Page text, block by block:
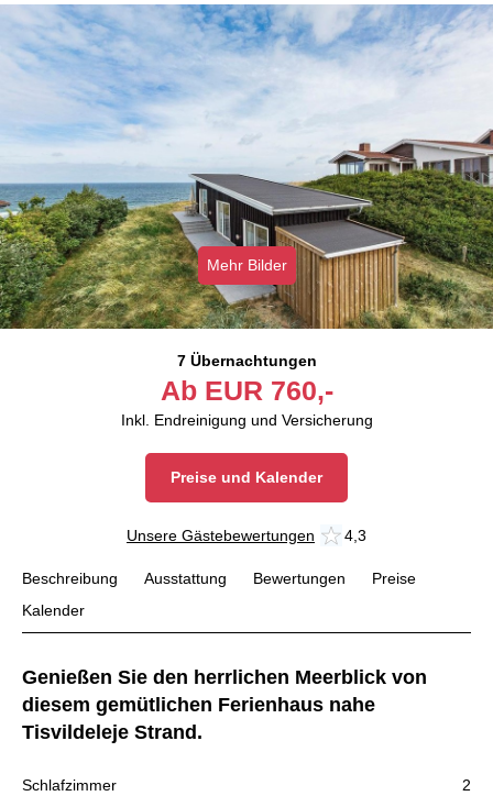
Mehr Bilder
7 Übernachtungen
Ab EUR 760,-
Inkl. Endreinigung und Versicherung
Preise und Kalender
Unsere Gästebewertungen 4,3
Beschreibung Ausstattung Bewertungen
Preise
Kalender
Genießen Sie den herrlichen Meerblick von
diesem gemütlichen Ferienhaus nahe
Tisvildeleje Strand.
Schlafzimmer
2